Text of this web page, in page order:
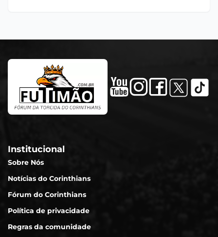
Institucional
Sobre Nós
Notícias do Corinthians
Fórum do Corinthians
Política de privacidade
Regras da comunidade